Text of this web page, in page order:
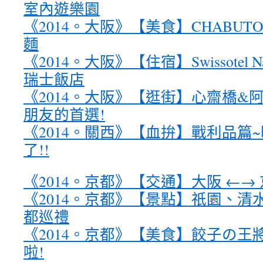
室內遊樂園
《2014。大阪》【美食】
麵
《2014。大阪》【住宿】Swissotel
瑞士飯店
《2014。大阪》【逛街】心齋橋&
朋友的首選!
《2014。關西》【血拚】戰利品
了!!
《2014。京都》【交通】大阪 ←→
《2014。京都》【景點】祇園、清
都巡禮
《2014。京都》【美食】餃子の王
啦!